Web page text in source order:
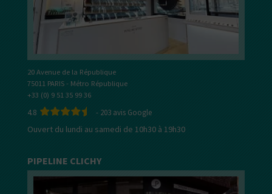
20 Avenue de la République
75011 PARIS - Métro République
+33 (0) 9 51 35 99 36
4.8 - 203 avis Google
Ouvert du lundi au samedi de 10h30 à 19h30
PIPELINE CLICHY